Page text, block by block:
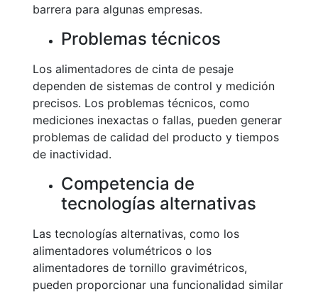
barrera para algunas empresas.
Problemas técnicos
Los alimentadores de cinta de pesaje
dependen de sistemas de control y medición
precisos. Los problemas técnicos, como
mediciones inexactas o fallas, pueden generar
problemas de calidad del producto y tiempos
de inactividad.
Competencia de
tecnologías alternativas
Las tecnologías alternativas, como los
alimentadores volumétricos o los
alimentadores de tornillo gravimétricos,
pueden proporcionar una funcionalidad similar